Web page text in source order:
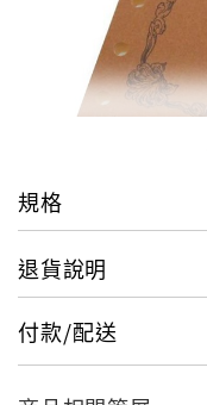
"
規格
退貨說明
付款/配送